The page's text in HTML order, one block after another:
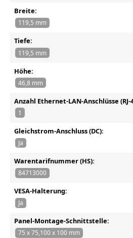
Breite:
119,5 mm
Tiefe:
119,5 mm
Höhe:
46,8 mm
Anzahl Ethernet-LAN-Anschlüsse (RJ-
1
Gleichstrom-Anschluss (DC):
Ja
Warentarifnummer (HS):
84713000
VESA-Halterung:
Ja
Panel-Montage-Schnittstelle:
75 x 75,100 x 100 mm